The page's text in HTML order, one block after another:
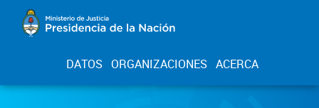
DATOS ORGANIZACIONES ACERCA